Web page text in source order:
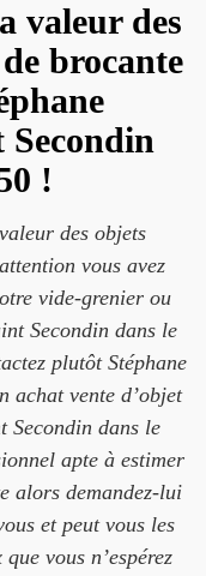
valeur des
brocante
!
des objets
vous avez
vide-grenier ou
Secondin dans le
plutôt Stéphane
achat vente d’objet
Secondin dans le
apte à estimer
alors demandez-lui
et peut vous les
vous n’espérez